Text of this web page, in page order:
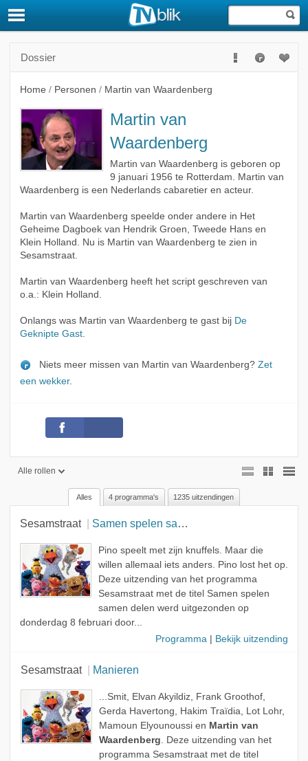
Dossier
Home / Personen / Martin van Waardenberg
Martin van
Waardenberg
Martin van Waardenberg is geboren op
9 januari 1956 te Rotterdam. Martin van
Waardenberg is een Nederlands cabaretier en acteur.
Martin van Waardenberg speelde onder andere in Het
Geheime Dagboek van Hendrik Groen, Tweede Hans en
Klein Holland. Nu is Martin van Waardenberg te zien in
Sesamstraat.
Martin van Waardenberg heeft het script geschreven van
o.a.: Klein Holland.
Onlangs was Martin van Waardenberg te gast bij De
Geknipte Gast.
Niets meer missen van Martin van Waardenberg? Zet
een wekker.
Alle rollen
Alle rollen
Geen rol
Acteur
Scenario
Onderwerp
Alles 4 programma's 1235 uitzendingen
Sesamstraat Samen spelen samen delen
Pino speelt met zijn knuffels. Maar die
willen allemaal iets anders. Pino lost het op.
Deze uitzending van het programma
Sesamstraat met de titel Samen spelen
samen delen werd uitgezonden op
donderdag 8 februari door...
Programma
Bekijk uitzending
Sesamstraat Manieren
...Smit, Elvan Akyildiz, Frank Groothof,
Gerda Havertong, Hakim Traïdia, Lot Lohr,
Mamoun Elyounoussi en Martin van
Waardenberg. Deze uitzending van het
programma Sesamstraat met de titel